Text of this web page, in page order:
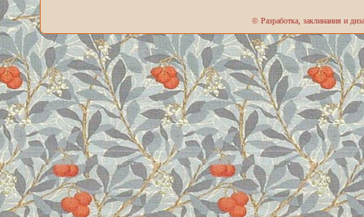
© Разработка, заклинания и